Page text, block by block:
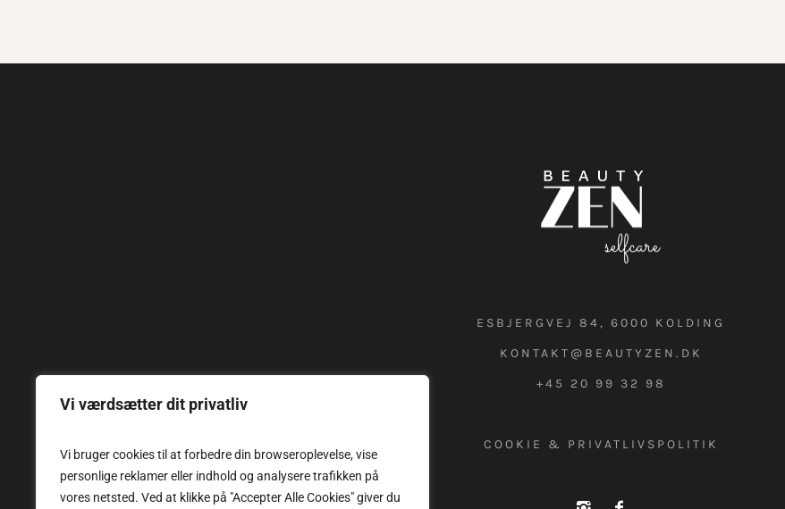
Vi værdsætter dit privatliv
Vi bruger cookies til at forbedre din browseroplevelse, vise
personlige reklamer eller indhold og analysere trafikken på
vores netsted. Ved at klikke på "Accepter Alle Cookies" giver du
ESBJERGVEJ 84, 6000 KOLDING
KONTAKT@BEAUTYZEN.DK
+45 20 99 32 98
COOKIE & PRIVATLIVSPOLITIK